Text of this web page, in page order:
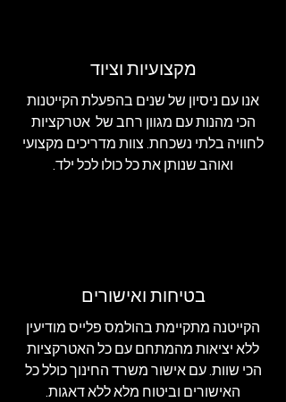
מקצועיות וציוד
אנו עם ניסיון של שנים בהפעלת הקייטנות
הכי מהנות עם מגוון רחב של אטרקציות
לחוויה בלתי נשכחת. צוות מדריכים מקצועי
ואוהב שנותן את כל כולו לכל ילד.
בטיחות ואישורים
הקייטנה מתקיימת בהולמס פלייס מודיעין
ללא יציאות מהמתחם עם כל האטרקציות
הכי שוות. עם אישור משרד החינוך כולל כל
האישורים וביטוח מלא ללא דאגות.